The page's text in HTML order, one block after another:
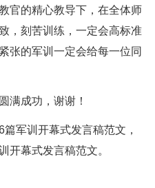
官的精心教导下，在全体师
，刻苦训练，一定会高标准
张的军训一定会给每一位同
满成功，谢谢！
篇军训开幕式发言稿范文，
开幕式发言稿范文。